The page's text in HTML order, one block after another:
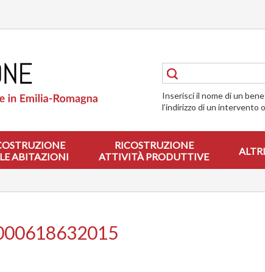
Inserisci il nome di un
l’indirizzo di un intervento
ABITAZIONI
RICOSTRUZIONE
ATTIVITÀ PRODUTTIVE